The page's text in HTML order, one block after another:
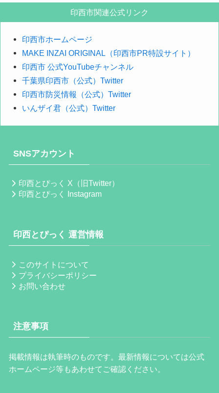
す
印西市関連公式リンク
印西市ホームページ
MAKE INZAI ORIGINAL（印西市PR特設サイト）
印西市 公式YouTubeチャンネル
千葉県印西市（公式）Twitter
印西市防災情報（公式）Twitter
いんザイ君（公式）Twitter
SNSアカウント
印西とぴっく X（旧Twitter）
印西とぴっく Instagram
印西とぴっく 運営情報
このサイトについて
プライバシーポリシー
お問い合わせ
注意事項
掲載情報は執筆時のものです。最新情報については公式
ホームページ等もあわせてご確認ください。